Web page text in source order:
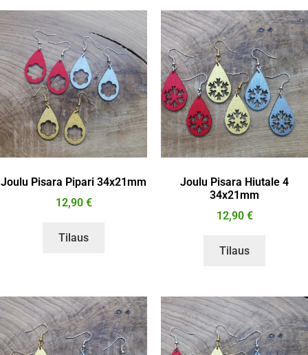
Joulu Pisara Pipari 34x21mm
12,90 €
Tilaus
Joulu Pisara Hiutale 4
34x21mm
12,90 €
Tilaus